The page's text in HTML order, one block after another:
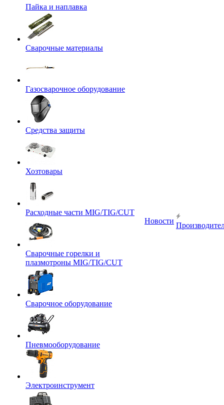
Пайка и наплавка
Сварочные материалы
Газосварочное оборудование
Средства защиты
Хозтовары
Расходные части MIG/TIG/CUT
Сварочные горелки и
плазмотроны MIG/TIG/CUT
Сварочное оборудование
Пневмооборудование
Электроинструмент
Новости